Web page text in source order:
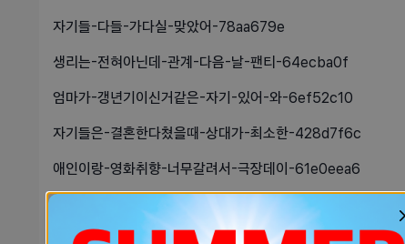
자기들-다들-가다실-맞았어-78aa679e
생리는-전혀아닌데-관계-다음-날-팬티-64ecba0f
엄마가-갱년기이신거같은-자기-있어-와-6ef52c10
자기들은-결혼한다쳤을때-상대가-최소한-428d7f6c
애인이랑-영화취향-너무갈려서-극장데이-61e0eea6
셤-스투레수때메-너무-먹었더니-살-엄-405963d2